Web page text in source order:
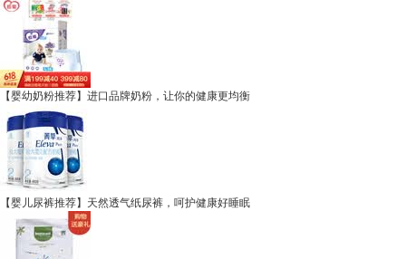
【婴幼奶粉推荐】进口品牌奶粉，让你的健康更均衡
【婴儿尿裤推荐】天然透气纸尿裤，呵护健康好睡眠